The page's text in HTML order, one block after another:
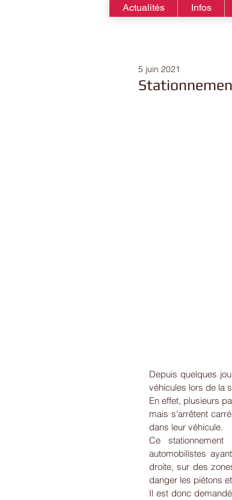
Actualités Infos
5 juin 2021
Depuis quelques
véhicules lors de la
En effet, plusieurs
mais s'arrêtent
dans leur véhicule.
Ce stationnement
automobilistes
droite, sur des
danger les piétons
Il est donc